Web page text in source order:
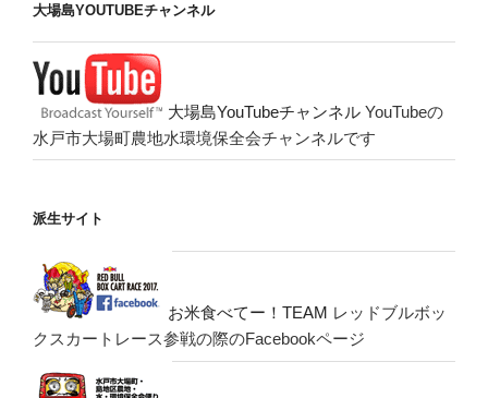
大場島YOUTUBEチャンネル
大場島YouTubeチャンネル YouTubeの
水戸市大場町農地水環境保全会チャンネルです
派生サイト
お米食べてー！TEAM レッドブルボッ
クスカートレース参戦の際のFacebookページ